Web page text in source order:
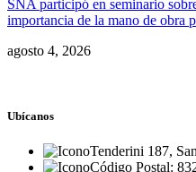
SNA participó en seminario
importancia de la mano de obra
agosto 4, 2026
Ubícanos
Tenderini 187,
Código Postal: